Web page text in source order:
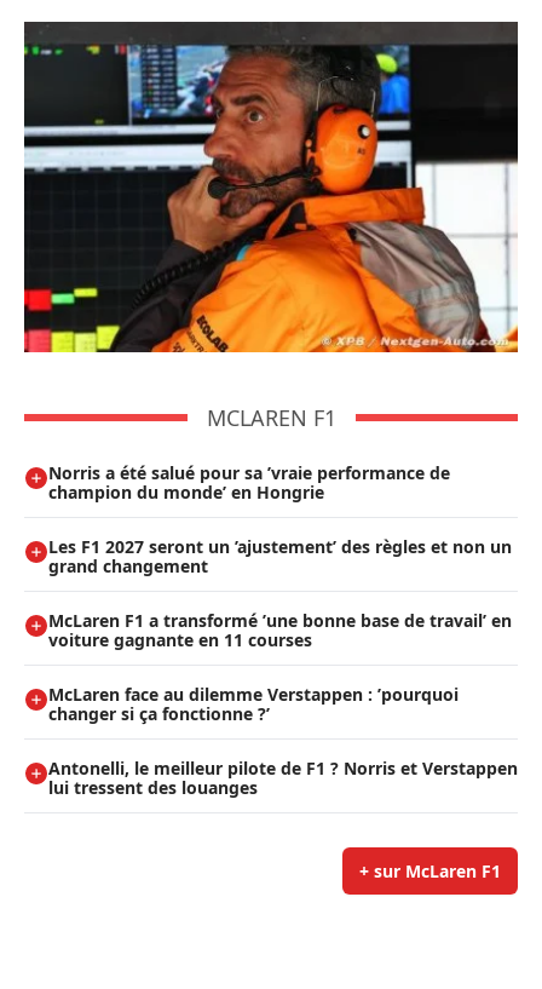
MCLAREN F1
Norris a été salué pour sa ’vraie performance de
champion du monde’ en Hongrie
Les F1 2027 seront un ’ajustement’ des règles et non un
grand changement
McLaren F1 a transformé ’une bonne base de travail’ en
voiture gagnante en 11 courses
McLaren face au dilemme Verstappen : ’pourquoi
changer si ça fonctionne ?’
Antonelli, le meilleur pilote de F1 ? Norris et Verstappen
lui tressent des louanges
+ sur McLaren F1